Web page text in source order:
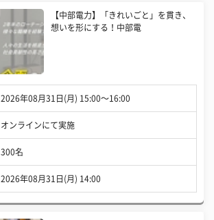
【中部電力】「きれいごと」を貫き、
想いを形にする！中部電
2026年08月31日(月) 15:00〜16:00
オンラインにて実施
300名
2026年08月31日(月) 14:00